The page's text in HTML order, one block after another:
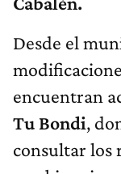
Desde el
encuentran
Tu Bondi,
consultar los